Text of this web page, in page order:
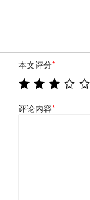
本文评分*
评论内容*